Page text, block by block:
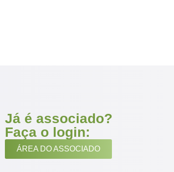
Já é associado?
Faça o login:
ÁREA DO ASSOCIADO